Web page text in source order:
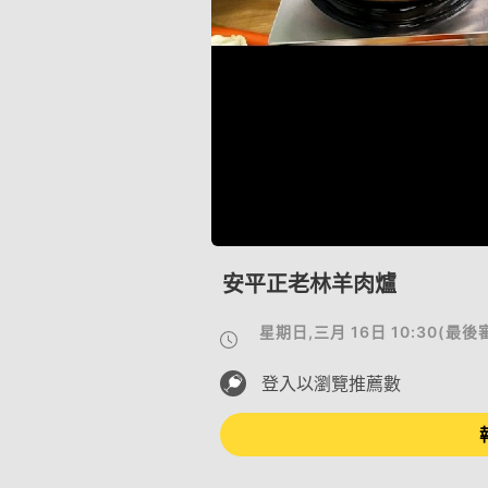
安平正老林羊肉爐
星期日,三月 16日 10:30(最後
登入以瀏覽推薦數